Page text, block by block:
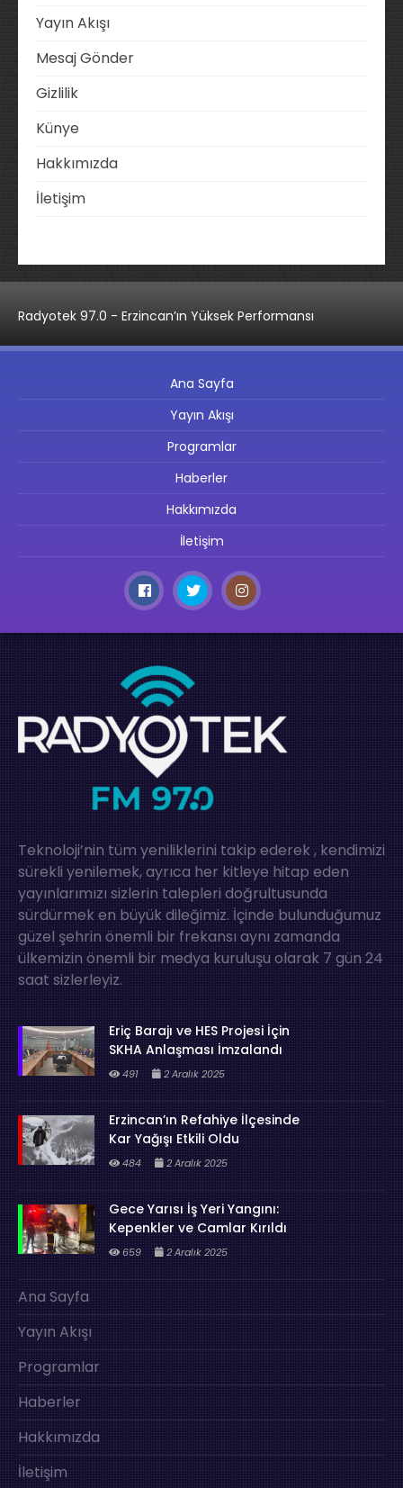
Yayın Akışı
Mesaj Gönder
Gizlilik
Künye
Hakkımızda
İletişim
Radyotek 97.0 - Erzincan’ın Yüksek Performansı
Ana Sayfa
Yayın Akışı
Programlar
Haberler
Hakkımızda
İletişim
Teknoloji’nin tüm yeniliklerini takip ederek , kendimizi
sürekli yenilemek, ayrıca her kitleye hitap eden
yayınlarımızı sizlerin talepleri doğrultusunda
sürdürmek en büyük dileğimiz. İçinde bulunduğumuz
güzel şehrin önemli bir frekansı aynı zamanda
ülkemizin önemli bir medya kuruluşu olarak 7 gün 24
saat sizlerleyiz.
Eriç Barajı ve HES Projesi İçin
SKHA Anlaşması İmzalandı
491 2 Aralık 2025
Erzincan’ın Refahiye İlçesinde
Kar Yağışı Etkili Oldu
484 2 Aralık 2025
Gece Yarısı İş Yeri Yangını:
Kepenkler ve Camlar Kırıldı
659 2 Aralık 2025
Ana Sayfa
Yayın Akışı
Programlar
Haberler
Hakkımızda
İletişim